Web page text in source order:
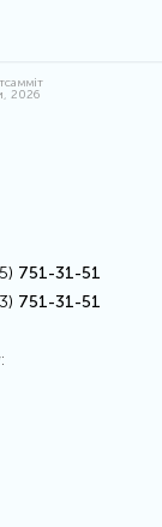
2026
751-31-51
751-31-51